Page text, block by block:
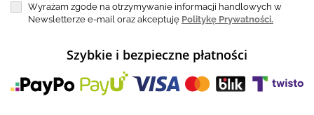
Wyrażam zgode na otrzymywanie informacji handlowych w
Newsletterze e-mail oraz akceptuję Politykę Prywatności.
Szybkie i bezpieczne płatności